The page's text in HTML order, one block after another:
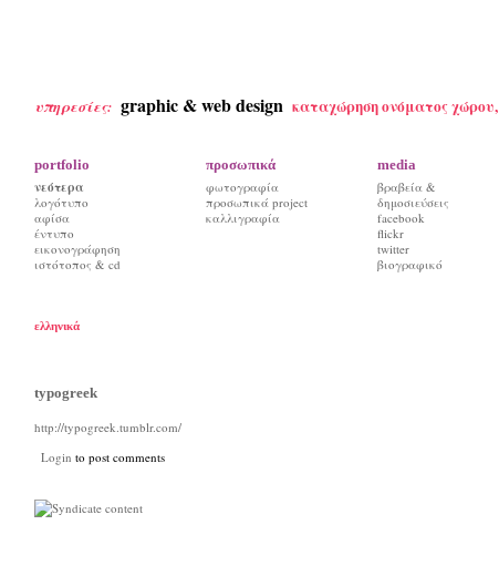
υπηρεσίες: graphic & web design καταχώρηση ονόματος χώρου,
portfolio
νεότερα
λογότυπο
αφίσα
έντυπο
εικονογράφηση
ιστότοπος & cd
προσωπικά
φωτογραφία
προσωπικά project
καλλιγραφία
media
βραβεία &
δημοσιεύσεις
facebook
flickr
twitter
βιογραφικό
ελληνικά
typogreek
http://typogreek.tumblr.com/
Login to post comments